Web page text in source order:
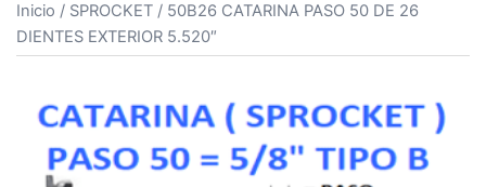
Inicio / SPROCKET / 50B26 CATARINA PASO 50 DE 26
DIENTES EXTERIOR 5.520″